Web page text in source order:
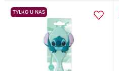
TYLKO U NAS